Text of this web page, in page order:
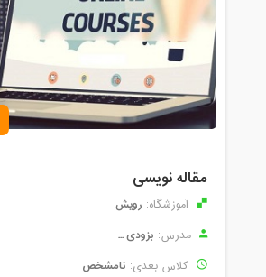
مقاله نویسی
آموزشگاه: رویش
مدرس: بزودی ...
کلاس بعدی: نامشخص